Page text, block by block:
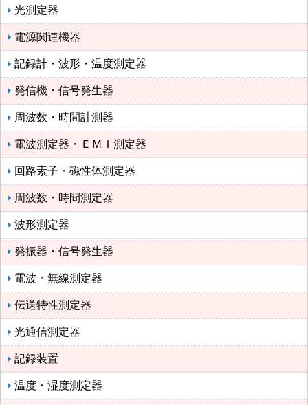
光測定器
電源関連機器
記録計・波形・温度測定器
発信機・信号発生器
周波数・時間計測器
電波測定器・ＥＭＩ測定器
回路素子・磁性体測定器
周波数・時間測定器
波形測定器
発振器・信号発生器
電波・無線測定器
伝送特性測定器
光通信測定器
記録装置
温度・湿度測定器